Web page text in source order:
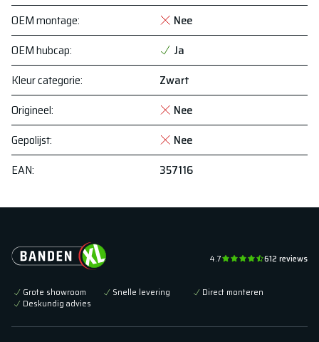
OEM montage:
Nee
OEM hubcap:
Ja
Kleur categorie:
Zwart
Origineel:
Nee
Gepolijst:
Nee
EAN: 357116
4.7 612 reviews
Grote showroom Snelle levering
Direct monteren
Deskundig advies